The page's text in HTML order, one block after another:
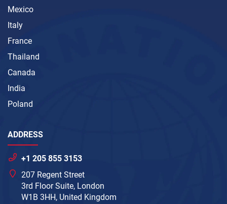
Mexico
Italy
France
Thailand
Canada
India
Poland
ADDRESS
+1 205 855 3153
207 Regent Street
3rd Floor Suite, London
W1B 3HH, United Kingdom